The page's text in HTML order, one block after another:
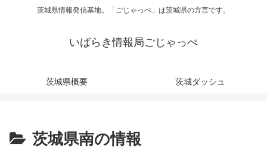
茨城県情報発信基地。「ごじゃっぺ」は茨城県の方言です。
いばらき情報局ごじゃっぺ
茨城県概要 茨城ダッシュ
茨城県南の情報